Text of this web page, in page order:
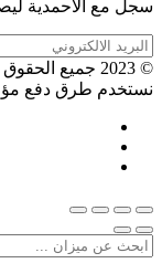
سجل مع الاحمدية
© 2023 جميع الحقوق محقوظة شركة الاحمدية للموازين
نستخدم طرق دفع